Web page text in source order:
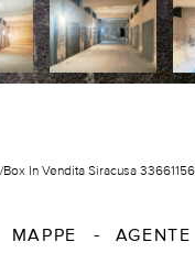
In Vendita Siracusa
MAPPE AGENTE